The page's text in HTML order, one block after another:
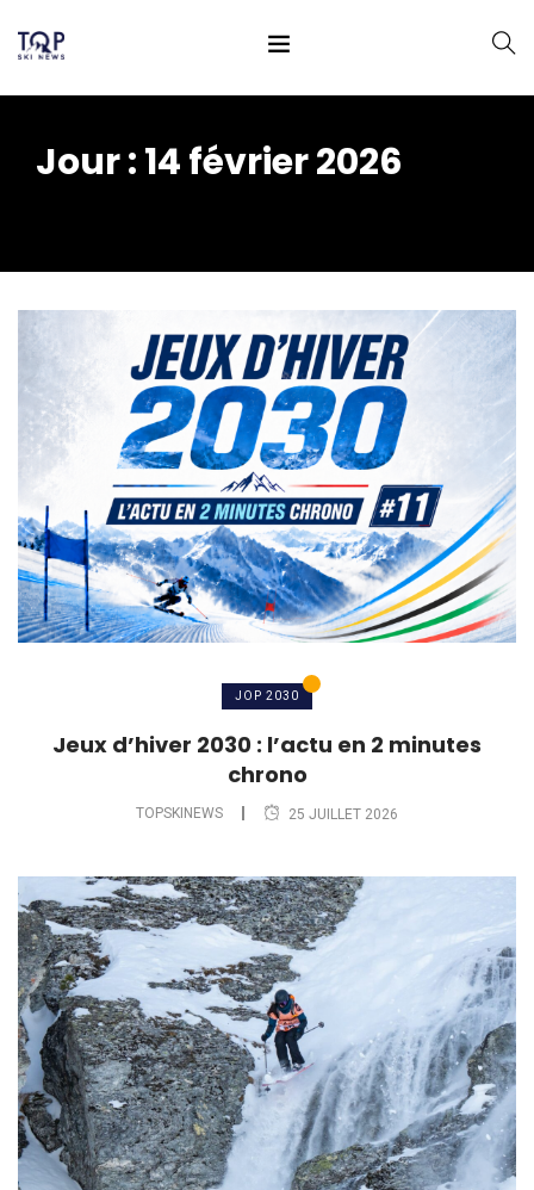
Jour :14 février 2026
JOP 2030
Jeux d’hiver 2030 : l’actu en 2 minutes
chrono
TOPSKINEWS 25 JUILLET 2026